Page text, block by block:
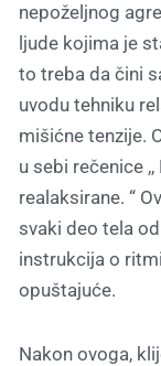
nepoželjnog
ljude kojima je
to treba da čini
uvodu tehniku
mišićne tenzije.
u sebi rečenice
realaksirane. “
svaki deo tela
instrukcija o
opuštajuće.
Nakon ovoga,